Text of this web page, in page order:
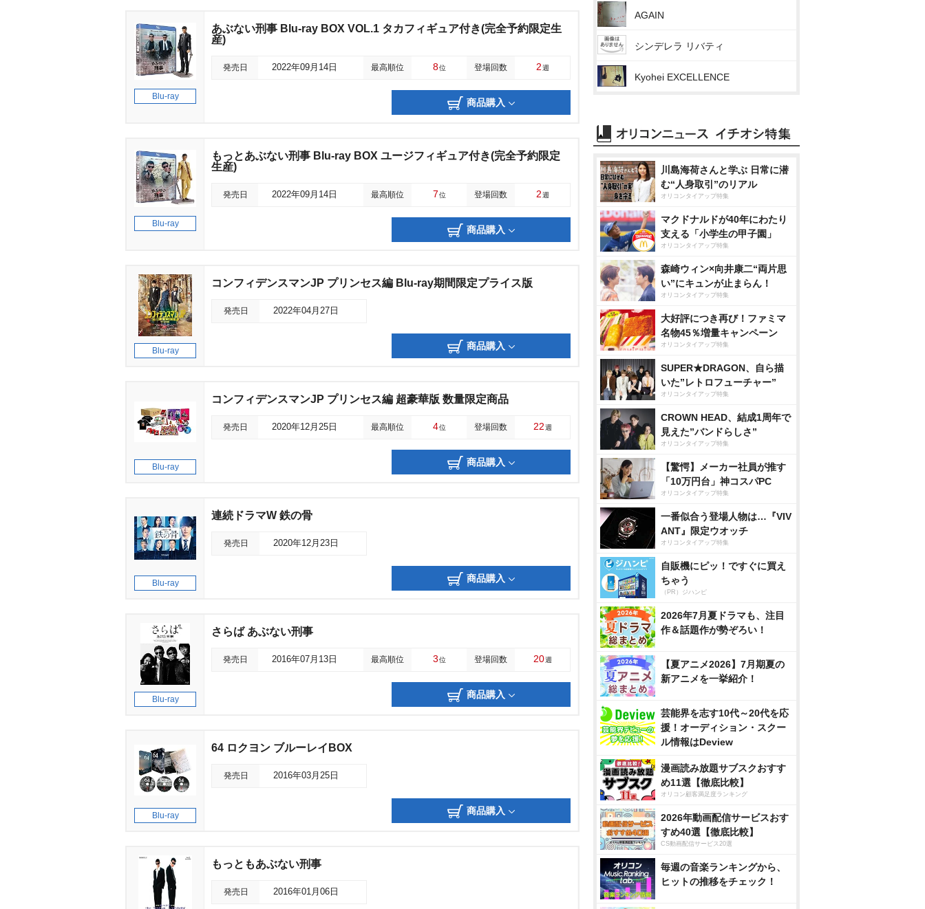
Blu-ray
あぶない刑事 Blu-ray BOX VOL.1 タカフィギュア付き(完全予約限定生
産)
発売日 2022年09月14日 最高順位 8位 登場回数 2週
商品購入
Blu-ray
もっとあぶない刑事 Blu-ray BOX ユージフィギュア付き(完全予約限定
生産)
発売日 2022年09月14日 最高順位 7位 登場回数 2週
商品購入
Blu-ray
コンフィデンスマンJP プリンセス編 Blu-ray期間限定プライス版
発売日 2022年04月27日
商品購入
Blu-ray
コンフィデンスマンJP プリンセス編 超豪華版 数量限定商品
発売日 2020年12月25日 最高順位 4位 登場回数 22週
商品購入
Blu-ray
連続ドラマW 鉄の骨
発売日 2020年12月23日
商品購入
Blu-ray
さらば あぶない刑事
発売日 2016年07月13日 最高順位 3位 登場回数 20週
商品購入
Blu-ray
64 ロクヨン ブルーレイBOX
発売日 2016年03月25日
商品購入
もっともあぶない刑事
発売日 2016年01月06日
AGAIN
シンデレラ リバティ
Kyohei EXCELLENCE
川島海荷さんと学ぶ 日常に潜
む“人身取引”のリアル
オリコンタイアップ特集
マクドナルドが40年にわたり
支える「小学生の甲子園」
オリコンタイアップ特集
森崎ウィン×向井康二“両片思
い”にキュンが止まらん！
オリコンタイアップ特集
大好評につき再び！ファミマ
名物45％増量キャンペーン
オリコンタイアップ特集
SUPER★DRAGON、自ら描
いた”レトロフューチャー”
オリコンタイアップ特集
CROWN HEAD、結成1周年で
見えた”バンドらしさ”
オリコンタイアップ特集
【驚愕】メーカー社員が推す
「10万円台」神コスパPC
オリコンタイアップ特集
一番似合う登場人物は…『VIV
ANT』限定ウオッチ
オリコンタイアップ特集
自販機にピッ！ですぐに買え
ちゃう
（PR）ジハンピ
2026年7月夏ドラマも、注目
作＆話題作が勢ぞろい！
【夏アニメ2026】7月期夏の
新アニメを一挙紹介！
芸能界を志す10代～20代を応
援！オーディション・スクー
ル情報はDeview
漫画読み放題サブスクおすす
め11選【徹底比較】
オリコン顧客満足度ランキング
2026年動画配信サービスおす
すめ40選【徹底比較】
CS動画配信サービス20選
毎週の音楽ランキングから、
ヒットの推移をチェック！